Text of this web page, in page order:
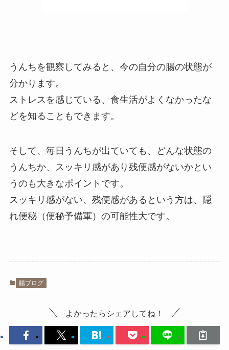
うんちを観察してみると、今の自分の腸の状態が
分かります。
ストレスを感じている、食生活がよくなかったな
どを知ることも できます。
そして、毎日うんちが出ていても、どんな状態の
うんちか、スッキリ感があり残便感がないかとい
うのも大きなポイントです。
スッキリ感がない、残便感があるという方は、隠
れ便秘（便秘予備軍）の可能性大です。
腸ブログ
よかったらシェアしてね！